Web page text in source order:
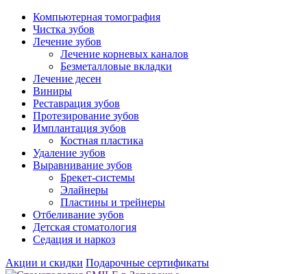
Компьютерная томография
Чистка зубов
Лечение зубов
Лечение корневых каналов
Безметалловые вкладки
Лечение десен
Виниры
Реставрация зубов
Протезирование зубов
Имплантация зубов
Костная пластика
Удаление зубов
Выравнивание зубов
Брекет-системы
Элайнеры
Пластины и трейнеры
Отбеливание зубов
Детская стоматология
Седация и наркоз
Акции и скидки Подарочные сертификаты